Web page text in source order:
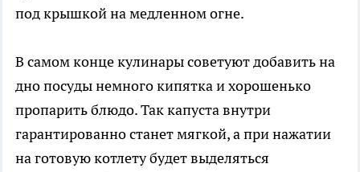
под крышкой на медленном огне.
В самом конце кулинары советуют добавить на
дно посуды немного кипятка и хорошенько
пропарить блюдо. Так капуста внутри
гарантированно станет мягкой, а при нажатии
на готовую котлету будет выделяться